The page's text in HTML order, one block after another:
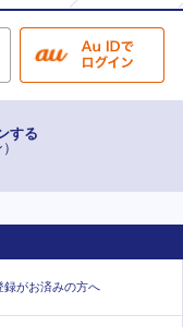
する
）
録がお済みの方へ